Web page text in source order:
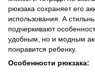
рюкзака сохраняет его
использования. А
подчеркивают
удобным, но и модным
понравится ребенку.
Особенности рюкзака: